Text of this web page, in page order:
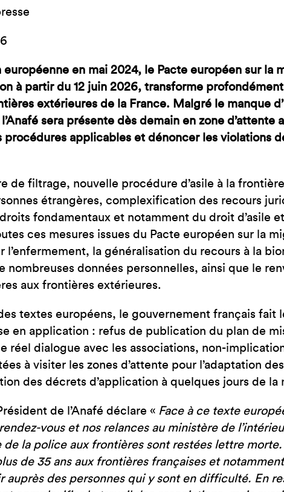
européenne en mai 2024, le Pacte européen sur la
à partir du 12 juin 2026, transforme
extérieures de la France. Malgré le manque
sera présente dès demain en zone d’attente
procédures applicables et dénoncer les violations
de filtrage, nouvelle procédure d’asile à la
étrangères, complexification des recours
fondamentaux et notamment du droit d’asile
ces mesures issues du Pacte européen sur la
l’enfermement, la généralisation du recours à la
nombreuses données personnelles, ainsi que le
aux frontières extérieures.
textes européens, le gouvernement français fait
en application : refus de publication du plan de
réel dialogue avec les associations, non-
à visiter les zones d’attente pour l’adaptation
des décrets d’application à quelques jours de
de l’Anafé déclare « Face à ce texte
vous et nos relances au ministère de
la police aux frontières sont restées lettre morte.
de 35 ans aux frontières françaises et
auprès des personnes qui y sont en difficulté. En